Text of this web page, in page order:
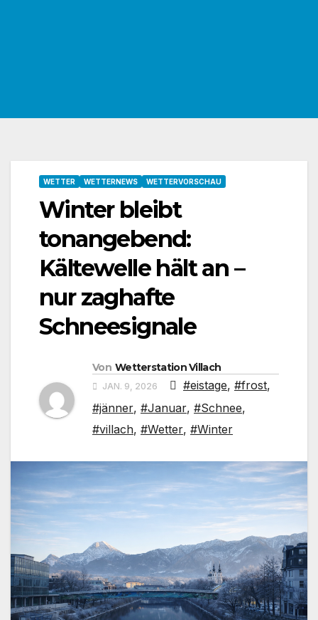
WETTER WETTERNEWS WETTERVORSCHAU
Winter bleibt
tonangebend:
Kältewelle hält an –
nur zaghafte
Schneesignale
Von Wetterstation Villach
JAN. 9, 2026 #eistage, #frost,
#jänner, #Januar, #Schnee,
#villach, #Wetter, #Winter